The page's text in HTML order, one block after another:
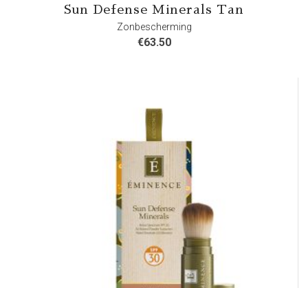
Sun Defense Minerals Tan
Zonbescherming
€63.50